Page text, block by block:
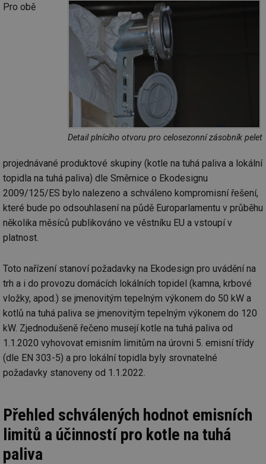
Detail plnícího otvoru pro celosezonní zásobník pelet
Pro obě
projednávané produktové skupiny (kotle na tuhá paliva a lokální
topidla na tuhá paliva) dle Směrnice o Ekodesignu
2009/125/ES bylo nalezeno a schváleno kompromisní řešení,
které bude po odsouhlasení na půdě Europarlamentu v průběhu
několika měsíců publikováno ve věstníku EU a vstoupí v
platnost.
Toto nařízení stanoví požadavky na Ekodesign pro uvádění na
trh a i do provozu domácích lokálních topidel (kamna, krbové
vložky, apod.) se jmenovitým tepelným výkonem do 50 kW a
kotlů na tuhá paliva se jmenovitým tepelným výkonem do 120
kW. Zjednodušeně řečeno musejí kotle na tuhá paliva od
1.1.2020 vyhovovat emisním limitům na úrovni 5. emisní třídy
(dle EN 303-5) a pro lokální topidla byly srovnatelné
požadavky stanoveny od 1.1.2022.
Přehled schválených hodnot emisních
limitů a účinností pro kotle na tuhá
paliva